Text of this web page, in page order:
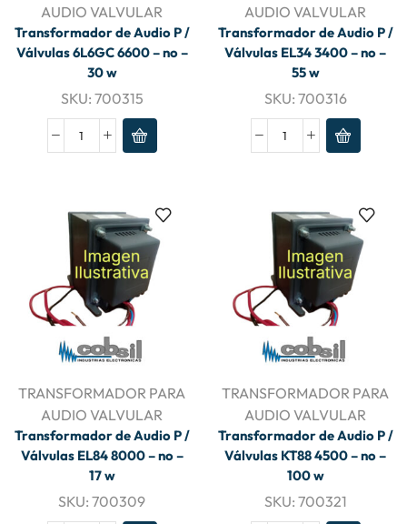
AUDIO VALVULAR
Transformador de Audio P /
Válvulas 6L6GC 6600 – no –
30 w
SKU: 700315
AUDIO VALVULAR
Transformador de Audio P /
Válvulas EL34 3400 – no –
55 w
SKU: 700316
TRANSFORMADOR PARA
AUDIO VALVULAR
Transformador de Audio P /
Válvulas EL84 8000 – no –
17 w
SKU: 700309
TRANSFORMADOR PARA
AUDIO VALVULAR
Transformador de Audio P /
Válvulas KT88 4500 – no –
100 w
SKU: 700321